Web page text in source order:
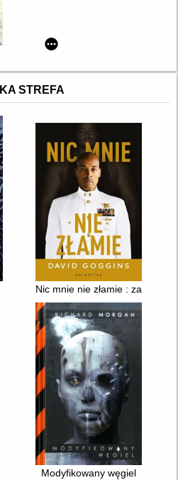
STREFA
Nic mnie nie złamie : zapanuj
Modyfikowany węgiel